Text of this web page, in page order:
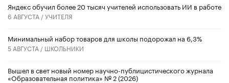
​Яндекс обучил более 20 тысяч учителей использовать ИИ в работе
6 АВГУСТА /УЧИТЕЛЯ
Минимальный набор товаров для школы подорожал на 6,3%
5 АВГУСТА / ШКОЛЬНИКИ
Вышел в свет новый номер научно-публицистического журнала
«Образовательная политика» № 2 (2026)